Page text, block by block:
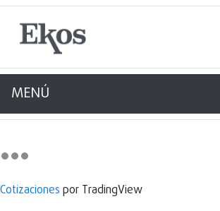
MENÚ
Cotizaciones por TradingView